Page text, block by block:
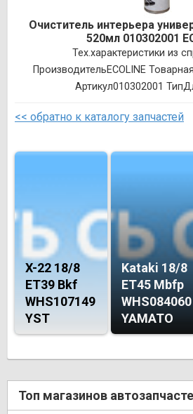
Очиститель интерьера
520мл 010302001
Тех.характеристики из
ПроизводительECOLINE
Артикул010302001
<< обратно к каталогу запчастей
X-22 18/8
ET39 Bkf
WHS107149
YST
Kataki 18/8
ET45 Mbfp
WHS084060
YAMATO
Топ магазинов